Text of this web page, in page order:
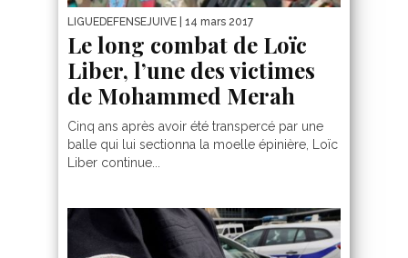
LIGUEDEFENSEJUIVE | 14 mars 2017
Le long combat de Loïc
Liber, l’une des victimes
de Mohammed Merah
Cinq ans après avoir été transpercé par une
balle qui lui sectionna la moelle épinière, Loïc
Liber continue...